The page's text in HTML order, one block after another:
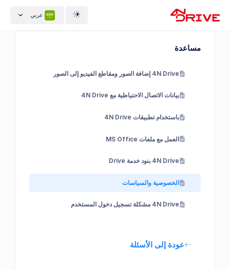
مساعدة
4N Drive إضافة الصور ومقاطع الفيديو إلى الصور
بيانات الاتصال الاحتياطية مع 4N Drive
باستخدام تطبيقات 4N Drive
العمل مع ملفات MS Office
4N Drive بنود خدمة Drive
الخصوصية والسياسات
4N Drive مشكلة تسجيل دخول المستخدم
عودة إلى الأسئلة